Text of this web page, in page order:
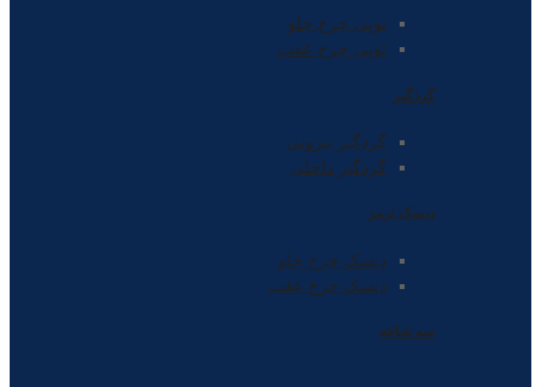
توپی چرخ جلو
توپی چرخ عقب
گردگیر
گردگیر بیرونی
گردگیر داخلی
دیسک ترمز
دیسک چرخ جلو
دیسک چرخ عقب
سه شاخه